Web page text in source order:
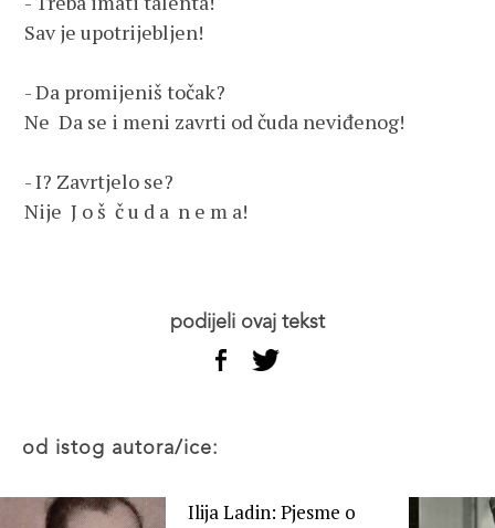
Sav je upotrijebljen!
- Da promijeniš točak?
Ne  Da se i meni zavrti od čuda neviđenog!
- I? Zavrtjelo se?
Nije  J o š  č u d a  n e m a!
podijeli ovaj tekst
od istog autora/ice:
Ilija Ladin: Pjesme o